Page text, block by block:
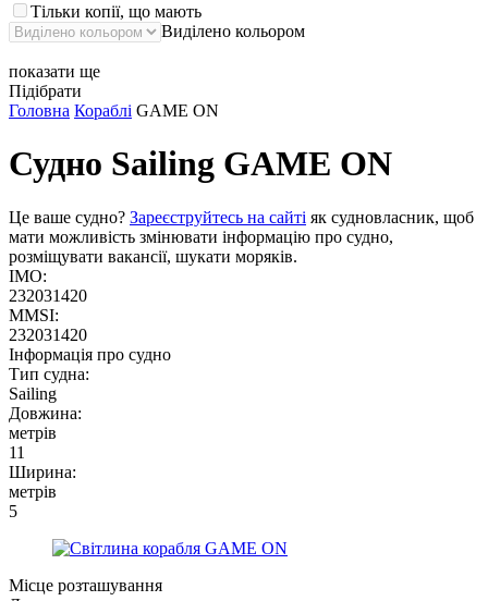
Тільки копії, що мають
Виділено кольором
показати ще
Підібрати
Головна Кораблі GAME ON
Судно Sailing GAME ON
Це ваше судно? Зареєструйтесь на сайті як судновласник, щоб
мати можливість змінювати інформацію про судно,
розміщувати вакансії, шукати моряків.
IMO:
232031420
MMSI:
232031420
Інформація про судно
Тип судна:
Sailing
Довжина:
метрів
11
Ширина:
метрів
5
Місце розташування